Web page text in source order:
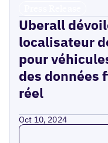
Uberall
localisateur
pour
des données
réel
Oct 10, 2024
Read more